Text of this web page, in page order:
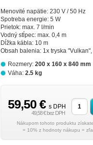
Menovité napätie: 230 V / 50 Hz
Spotreba energie: 5 W
Prietok: max. 7 l/min
Vodný stĺpec: max. 0,4 m
Dĺžka kábla: 10 m
Obsah balenia: 1x tryska
Rozmery: 200 x 160 x 840 mm
Váha: 2.5 kg
59,50 € s DPH
49,58 € bez DPH
= 10% z hodnoty nákupu =